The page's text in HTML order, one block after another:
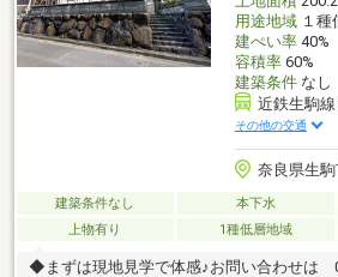
用途地域１種
建ぺい率40%
容積率60%
建築条件なし
近鉄生駒
その他の交通
奈良県生
建築条件なし 本下水
上物有り
1種低層地域
◆まずは現地見学で体感♪お問い合わせは